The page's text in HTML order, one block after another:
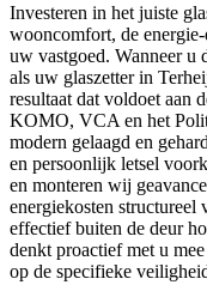
Investeren in het juiste
wooncomfort, de
uw vastgoed. Wanneer u
als uw glaszetter in
resultaat dat voldoet aan
KOMO, VCA en het
modern gelaagd en
en persoonlijk letsel
en monteren wij
energiekosten structureel
effectief buiten de deur
denkt proactief met u
op de specifieke